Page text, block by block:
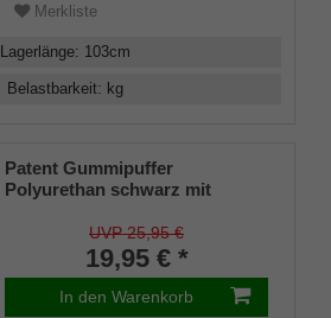
Merkliste
Lagerlänge: 103cm
Belastbarkeit: kg
Patent Gummipuffer
Polyurethan schwarz mit
Gehstöcke aus Holz und Metall,
flexibler Schaft für
Durchmesser von ca. 17-22 mm
UVP 25,95 €
19,95 € *
In den Warenkorb